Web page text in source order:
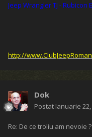
Jeep Wrangler TJ -
http://
Dok
Postat Ianuarie 22,
Re: De ce troliu am nevoie ?